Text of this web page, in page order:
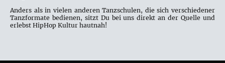
Anders als in vielen anderen Tanzschulen, die sich verschiedener
Tanzformate bedienen, sitzt Du bei uns direkt an der Quelle und
erlebst HipHop Kultur hautnah!